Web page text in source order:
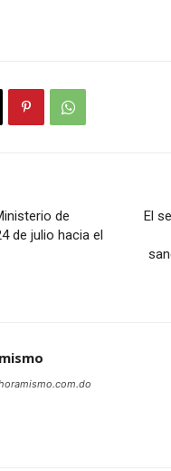
de
de julio hacia el
El